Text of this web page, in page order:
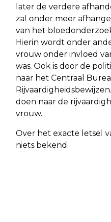
later de verdere
zal onder meer
van het
Hierin wordt onder
vrouw onder invloed
was. Ook is door de
naar het Centraal
doen naar de
vrouw.
Over het exacte letsel
niets bekend.